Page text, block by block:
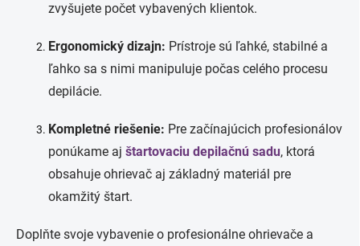
zvyšujete počet vybavených klientok.
Ergonomický dizajn: Prístroje sú ľahké, stabilné a
ľahko sa s nimi manipuluje počas celého procesu
depilácie.
Kompletné riešenie: Pre začínajúcich profesionálov
ponúkame aj štartovaciu depilačnú sadu, ktorá
obsahuje ohrievač aj základný materiál pre
okamžitý štart.
Doplňte svoje vybavenie o profesionálne ohrievače a